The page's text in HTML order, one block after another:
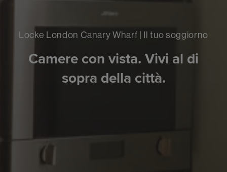
Locke London Canary Wharf | Il tuo soggiorno
Camere con vista. Vivi al di
sopra della città.